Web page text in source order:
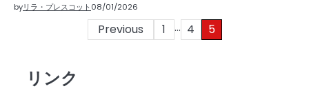
byリラ・プレスコット08/01/2026
Previous 1 … 4 5
リンク